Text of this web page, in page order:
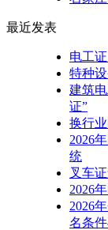
最近发表
电工
特种
建筑
证”
换行
2026
统
叉车
2026
2026
名条